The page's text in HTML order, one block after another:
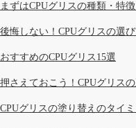
まずはCPUグリスの種類・特
後悔しない！CPUグリスの選
おすすめのCPUグリス15選
押さえておこう！CPUグリス
CPUグリスの塗り替えのタイ